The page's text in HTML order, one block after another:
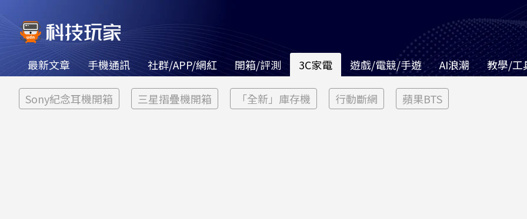
最新文章 手機通訊 社群/APP/網紅 開箱/評測 3C家電 遊戲/電競/手遊 AI浪潮 教學/工
Sony紀念耳機開箱 三星摺疊機開箱 「全新」庫存機 行動斷網 蘋果BTS